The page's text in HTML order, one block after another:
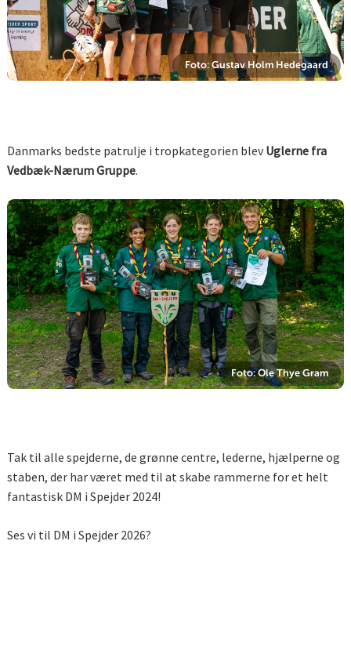
Foto: Gustav Holm Hedegaard
Danmarks bedste patrulje i tropkategorien blevUglerne fra
Vedbæk-Nærum Gruppe.
Foto: Ole Thye Gram
Tak til alle spejderne, de grønne centre, lederne, hjælperne og
staben, der har været med til at skabe rammerne for et helt
fantastisk DM i Spejder 2024!
Ses vi til DM i Spejder 2026?